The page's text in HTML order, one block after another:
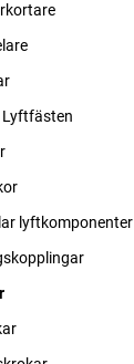
Lyftfästen
lyftkomponenter